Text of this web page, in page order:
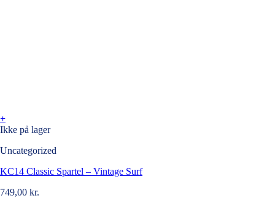
+
Ikke på lager
Uncategorized
KC14 Classic Spartel – Vintage Surf
749,00 kr.